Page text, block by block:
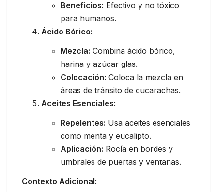
Beneficios: Efectivo y no tóxico
para humanos.
Ácido Bórico:
Mezcla: Combina ácido bórico,
harina y azúcar glas.
Colocación: Coloca la mezcla en
áreas de tránsito de cucarachas.
Aceites Esenciales:
Repelentes: Usa aceites esenciales
como menta y eucalipto.
Aplicación: Rocía en bordes y
umbrales de puertas y ventanas.
Contexto Adicional: